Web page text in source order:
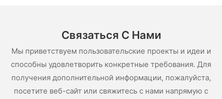
Связаться С Нами
Мы приветствуем пользовательские проекты и идеи и
способны удовлетворить конкретные требования. Для
получения дополнительной информации, пожалуйста,
посетите веб-сайт или свяжитесь с нами напрямую с